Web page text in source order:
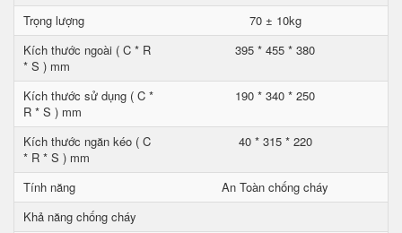
Trọng lượng
70 ± 10kg
Kích thước ngoài ( C * R
* S ) mm
395 * 455 * 380
Kích thước sử dụng ( C *
R * S ) mm
190 * 340 * 250
Kích thước ngăn kéo ( C
* R * S ) mm
40 * 315 * 220
Tính năng
An Toàn chống cháy
Khả năng chống cháy